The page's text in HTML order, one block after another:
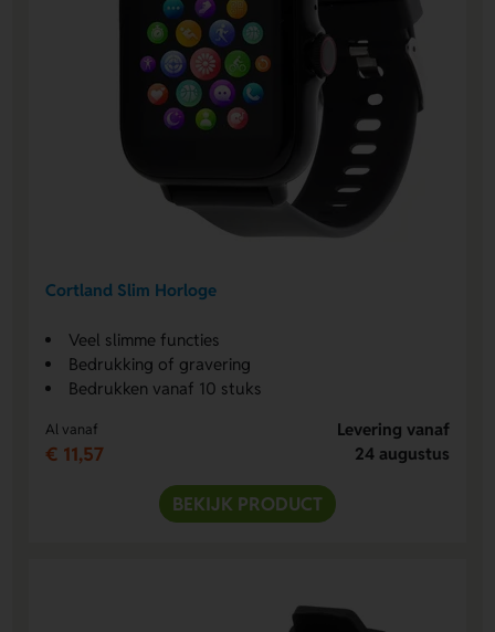
Cortland Slim Horloge
Veel slimme functies
Bedrukking of gravering
Bedrukken vanaf 10 stuks
Al vanaf
€ 11,57
Levering vanaf
24 augustus
BEKIJK PRODUCT